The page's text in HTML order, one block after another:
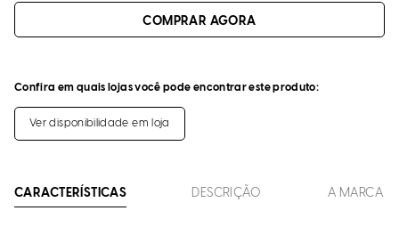
Confira em quais lojas você pode encontrar este produto:
Ver disponibilidade em loja
CARACTERÍSTICAS DESCRIÇÃO A MARCA